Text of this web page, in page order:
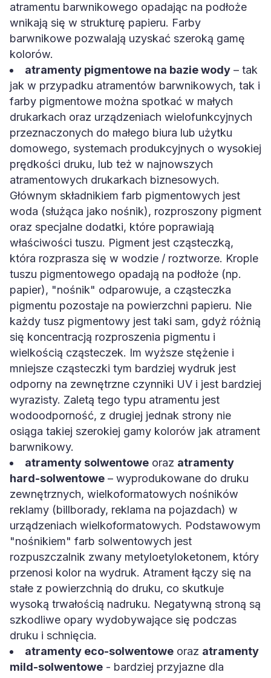
atramentu barwnikowego opadając na podłoże
wnikają się w strukturę papieru. Farby
barwnikowe pozwalają uzyskać szeroką gamę
kolorów.
atramenty pigmentowe na bazie wody – tak
jak w przypadku atramentów barwnikowych, tak i
farby pigmentowe można spotkać w małych
drukarkach oraz urządzeniach wielofunkcyjnych
przeznaczonych do małego biura lub użytku
domowego, systemach produkcyjnych o wysokiej
prędkości druku, lub też w najnowszych
atramentowych drukarkach biznesowych.
Głównym składnikiem farb pigmentowych jest
woda (służąca jako nośnik), rozproszony pigment
oraz specjalne dodatki, które poprawiają
właściwości tuszu. Pigment jest cząsteczką,
która rozprasza się w wodzie / roztworze. Krople
tuszu pigmentowego opadają na podłoże (np.
papier), "nośnik" odparowuje, a cząsteczka
pigmentu pozostaje na powierzchni papieru. Nie
każdy tusz pigmentowy jest taki sam, gdyż różnią
się koncentracją rozproszenia pigmentu i
wielkością cząsteczek. Im wyższe stężenie i
mniejsze cząsteczki tym bardziej wydruk jest
odporny na zewnętrzne czynniki UV i jest bardziej
wyrazisty. Zaletą tego typu atramentu jest
wodoodporność, z drugiej jednak strony nie
osiąga takiej szerokiej gamy kolorów jak atrament
barwnikowy.
atramenty solwentowe oraz atramenty
hard-solwentowe – wyprodukowane do druku
zewnętrznych, wielkoformatowych nośników
reklamy (billborady, reklama na pojazdach) w
urządzeniach wielkoformatowych. Podstawowym
"nośnikiem" farb solwentowych jest
rozpuszczalnik zwany metyloetyloketonem, który
przenosi kolor na wydruk. Atrament łączy się na
stałe z powierzchnią do druku, co skutkuje
wysoką trwałością nadruku. Negatywną stroną są
szkodliwe opary wydobywające się podczas
druku i schnięcia.
atramenty eco-solwentowe oraz atramenty
mild-solwentowe - bardziej przyjazne dla